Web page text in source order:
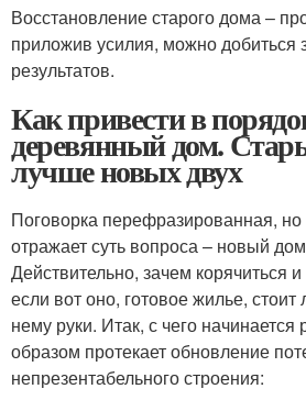
Восстановление старого дома –
приложив усилия, можно добиться
результатов.
Как привести в
деревянный дом.
лучше новых двух
Поговорка перефразированная, но
отражает суть вопроса – новый
Действительно, зачем корячиться
если вот оно, готовое жилье,
нему руки. Итак, с чего начинается
образом протекает обновление
непрезентабельного строения: